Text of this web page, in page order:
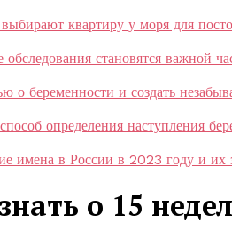
квартиру у моря для
становятся важной
о беременности и создать
определения наступления
имена в России в 2023 году и их
о 15